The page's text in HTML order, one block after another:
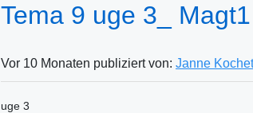
Tema 9 uge 3_
Vor 10 Monaten publiziert von:
uge 3